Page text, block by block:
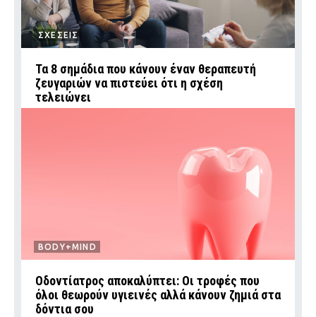
ΣΧΕΣΕΙΣ
Τα 8 σημάδια που κάνουν έναν θεραπευτή
ζευγαριών να πιστεύει ότι η σχέση
τελειώνει
BODY+MIND
Οδοντίατρος αποκαλύπτει: Οι τροφές που
όλοι θεωρούν υγιεινές αλλά κάνουν ζημιά στα
δόντια σου